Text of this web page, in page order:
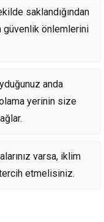
saklandığından
güvenlik önlemlerini
anda
yerinin size
varsa, iklim
etmelisiniz.